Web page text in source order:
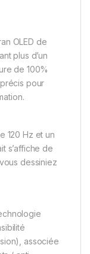
OLED de
plus d’un
de 100%
pour
120 Hz et un
s’affiche de
dessiniez
associée